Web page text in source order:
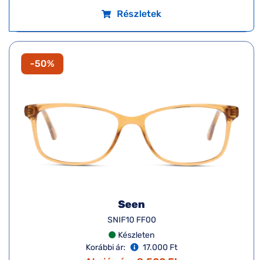
Részletek
-50%
Seen
SNIF10 FF00
Készleten
Korábbi ár:
17.000 Ft